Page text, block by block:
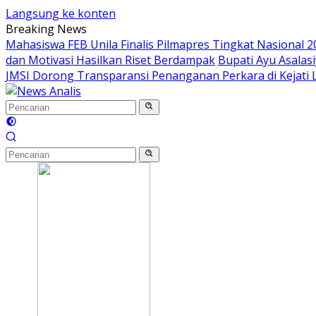
Langsung ke konten
Breaking News
Mahasiswa FEB Unila Finalis Pilmapres Tingkat Nasional
dan Motivasi Hasilkan Riset Berdampak Bupati Ayu
JMSI Dorong Transparansi Penanganan Perkara di Kejati